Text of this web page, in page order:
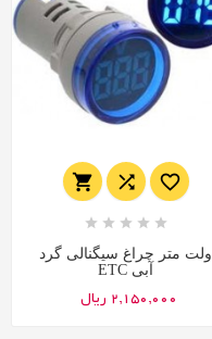
  
    
ولت متر چراغ سیگنالی گرد
آبی ETC
2,150,000 ریال